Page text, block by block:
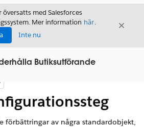
med Salesforces
Mer information här.
Inte nu
Stäng
Butiksutförande
förbättringar av några standardobjekt,